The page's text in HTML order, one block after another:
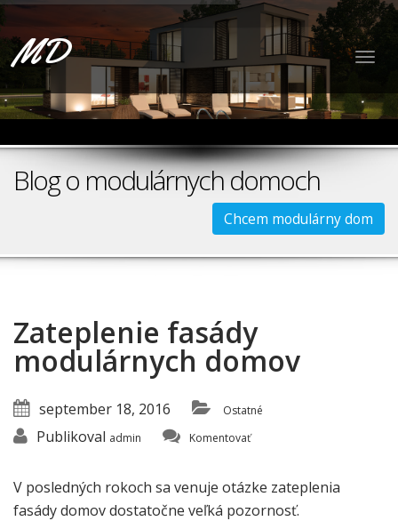
MD
Blog o modulárnych domoch
Chcem modulárny dom
Zateplenie fasády
modulárnych domov
september 18, 2016 Ostatné
Publikoval admin Komentovať
V posledných rokoch sa venuje otázke zateplenia
fasády domov dostatočne veľká pozornosť.